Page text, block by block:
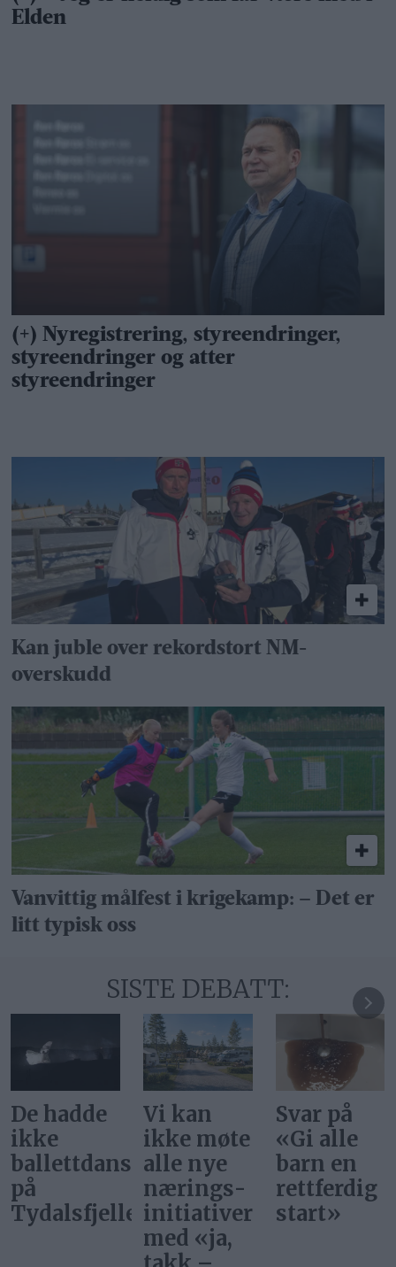
Kan juble over rekordstort NM-
overskudd
Vanvittig målfest i krigekamp: – Det er
litt typisk oss
SISTE DEBATT:
Vi kan
ikke møte
alle nye
nærings­
initiativer
Svar på
«Gi alle
barn en
rettferdig
start»
Ønsker vi
at
bor i
Norge?